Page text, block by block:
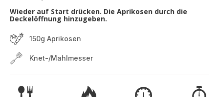
Wieder auf Start drücken. Die Aprikosen durch die
Deckelöffnung hinzugeben.
150g Aprikosen
Knet-/Mahlmesser